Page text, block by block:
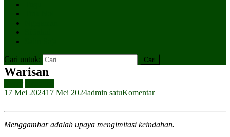
Cari untuk:
Warisan
17 Mei 202417 Mei 2024admin satuKomentar
Menggambar adalah upaya mengimitasi keindahan.